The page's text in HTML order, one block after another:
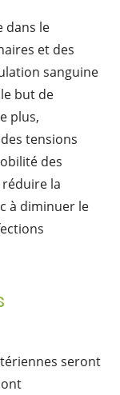
dans le
et des
sanguine
but de
plus,
tensions
des
la
à diminuer le
seront